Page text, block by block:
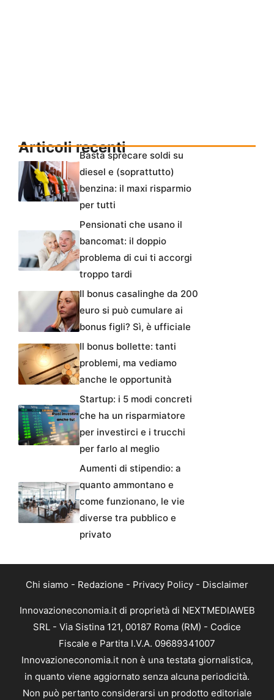
Articoli recentiBasta sprecare soldi su
diesel e (soprattutto)
benzina: il maxi risparmio
per tutti
Pensionati che usano il
bancomat: il doppio
problema di cui ti accorgi
troppo tardi
Il bonus casalinghe da 200
euro si può cumulare ai
bonus figli? Sì, è ufficiale
Il bonus bollette: tanti
problemi, ma vediamo
anche le opportunità
Startup: i 5 modi concreti
che ha un risparmiatore
per investirci e i trucchi
per farlo al meglio
Aumenti di stipendio: a
quanto ammontano e
come funzionano, le vie
diverse tra pubblico e
privato
Chi siamo - Redazione - Privacy Policy - Disclaimer
Innovazioneconomia.it di proprietà di NEXTMEDIAWEB
SRL - Via Sistina 121, 00187 Roma (RM) - Codice
Fiscale e Partita I.V.A. 09689341007
Innovazioneconomia.it non è una testata giornalistica,
in quanto viene aggiornato senza alcuna periodicità.
Non può pertanto considerarsi un prodotto editoriale